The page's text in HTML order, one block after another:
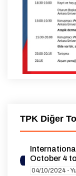
TPK Diğer
October 4
04/10/2024 -